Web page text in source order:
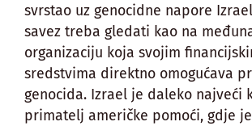
svrstao uz genocidne napore
savez treba gledati kao na
organizaciju koja svojim
sredstvima direktno omogućava
genocida. Izrael je daleko najveći
primatelj američke pomoći, gdje